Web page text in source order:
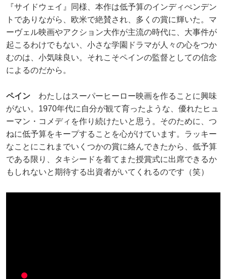
『サイドウェイ』同様、本作は低予算のインディぺンデン
トでありながら、欧米で絶賛され、多くの賞に輝いた。マ
ーヴェル映画やアクション大作が主流の時代に、大事件が
起こるわけでもない、小さな学園ドラマが人々の心をつか
むのは、小気味良い。それこそペインの監督としての信念
によるのだから。
ペイン わたしはスーパーヒーロー映画を作ることに興味
がない。1970年代に自分が観て育ったような、優れたヒュ
ーマン・コメディを作り続けたいと思う。そのために、つ
ねに低予算をキープすることを心がけています。ラッキー
なことにこれまでいくつかの賞に絡んできたから、低予算
である限り、タキシードを着てまた授賞式に出席できるか
もしれないと期待する出資者がいてくれるのです（笑）